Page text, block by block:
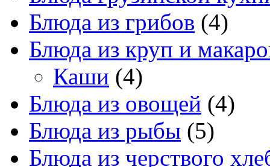
Блюда из грибов (4)
Блюда из круп и
Каши (4)
Блюда из овощей (4)
Блюда из рыбы (5)
Блюда из черствого